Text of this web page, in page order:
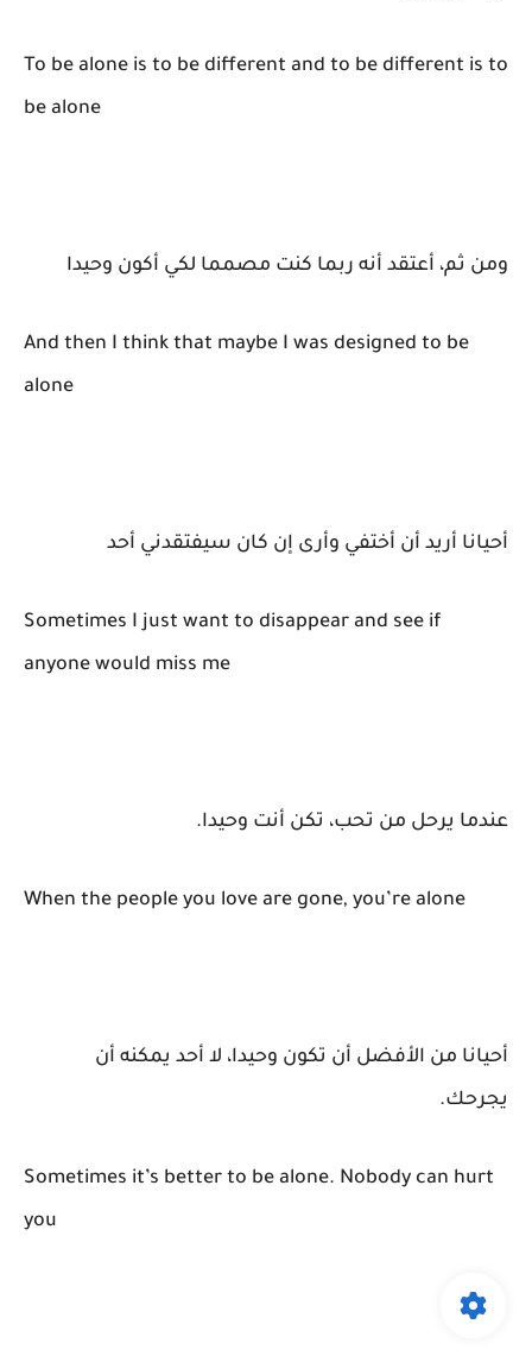
To be alone is to be different and to be different is to
be alone
ومن ثم، أعتقد أنه ربما كنت مصمما لكي أكون وحيدا
And then I think that maybe I was designed to be
alone
أحيانا أريد أن أختفي وأرى إن كان سيفتقدني أحد
Sometimes I just want to disappear and see if
anyone would miss me
عندما يرحل من تحب، تكن أنت وحيدا.
When the people you love are gone, you’re alone
أحيانا من الأفضل أن تكون وحيدا، لا أحد يمكنه أن
يجرحك.
Sometimes it’s better to be alone. Nobody can hurt
you